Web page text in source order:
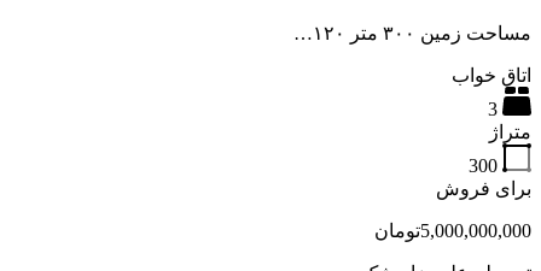
مساحت زمین ۳۰۰ متر ۱۲۰…
اتاق خواب
3
متراژ
300
برای فروش
5,000,000,000تومان